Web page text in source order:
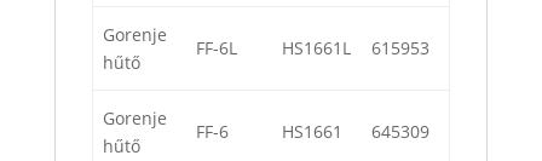
Gorenje
hűtő
FF-6L HS1661L 615953
Gorenje
hűtő
FF-6 HS1661 645309